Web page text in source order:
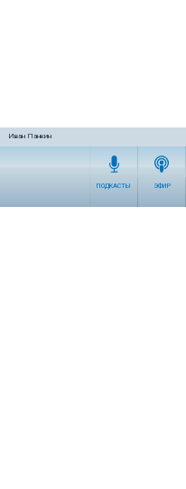
Иван Панкин
ПОДКАСТЫ ЭФИР